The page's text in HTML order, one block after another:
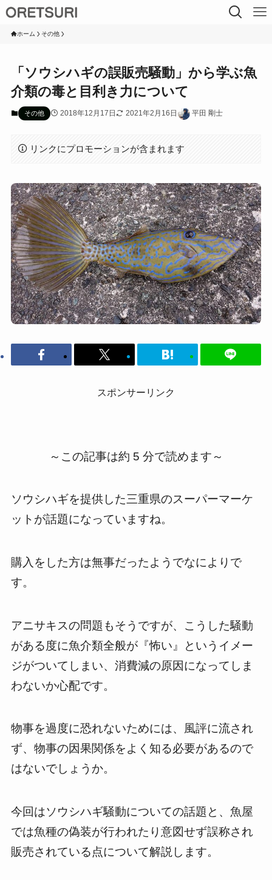
ホーム その他
「ソウシハギの誤販売騒動」から学ぶ魚
介類の毒と目利き力について
その他 2018年12月17日 2021年2月16日 平田 剛士
リンクにプロモーションが含まれます
スポンサーリンク
～この記事は約 5 分で読めます～
ソウシハギを提供した三重県のスーパーマーケ
ットが話題になっていますね。
購入をした方は無事だったようでなによりで
す。
アニサキスの問題もそうですが、こうした騒動
がある度に魚介類全般が『怖い』というイメー
ジがついてしまい、消費減の原因になってしま
わないか心配です。
物事を過度に恐れないためには、風評に流され
ず、物事の因果関係をよく知る必要があるので
はないでしょうか。
今回はソウシハギ騒動についての話題と、魚屋
では魚種の偽装が行われたり意図せず誤称され
販売されている点について解説します。